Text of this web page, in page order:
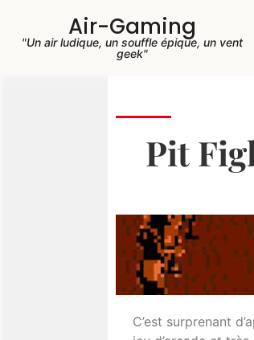
Air-Gaming
"Un air ludique, un souffle épique, un vent
geek"
Pit
C’est surprenant